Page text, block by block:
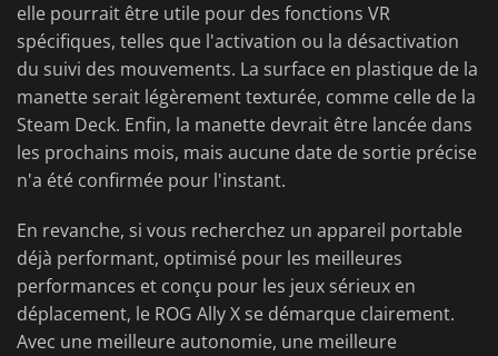
elle pourrait être utile pour des fonctions VR
spécifiques, telles que l'activation ou la désactivation
du suivi des mouvements. La surface en plastique de la
manette serait légèrement texturée, comme celle de la
Steam Deck. Enfin, la manette devrait être lancée dans
les prochains mois, mais aucune date de sortie précise
n'a été confirmée pour l'instant.
En revanche, si vous recherchez un appareil portable
déjà performant, optimisé pour les meilleures
performances et conçu pour les jeux sérieux en
déplacement, le ROG Ally X se démarque clairement.
Avec une meilleure autonomie, une meilleure